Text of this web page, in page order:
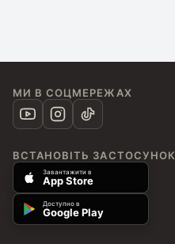
МИ В СОЦМЕРЕЖАХ
ВСТАНОВІТЬ ЗАСТОСУНОК
Завантажити в
App Store
Доступно в
Google Play